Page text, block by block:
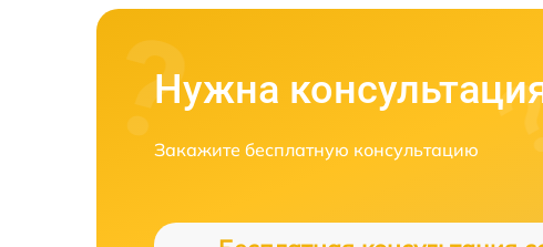
Нужна
Закажите бесплатную консультацию